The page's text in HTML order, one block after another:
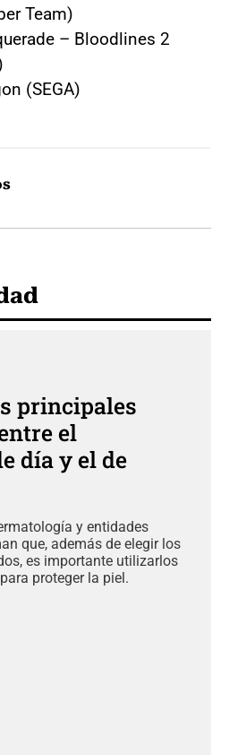
Team)
– Bloodlines 2
(SEGA)
principales
el
día y el de
y entidades
que, además de elegir los
es importante utilizarlos
proteger la piel.